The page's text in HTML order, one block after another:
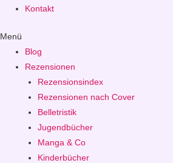
Kontakt
Menü
Blog
Rezensionen
Rezensionsindex
Rezensionen nach Cover
Belletristik
Jugendbücher
Manga & Co
Kinderbücher